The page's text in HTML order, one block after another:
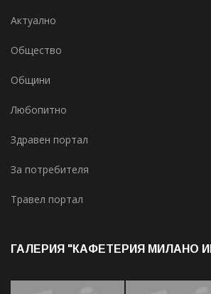
Актуално
Общество
Общини
Любопитно
Здравен портал
За потребителя
Травел портал
ГАЛЕРИЯ "КАФЕТЕРИЯ МИЛАНО